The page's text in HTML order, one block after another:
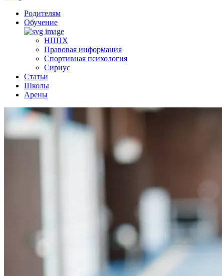
Родителям
Обучение
НППХ
Правовая информация
Спортивная психология
Cириус
Статьи
Школы
Арены